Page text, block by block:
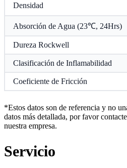
Densidad
Absorción de Agua (23℃, 24Hrs)
Dureza Rockwell
Clasificación de Inflamabilidad
Coeficiente de Fricción
*Estos datos son de referencia y no
datos más detallada, por favor
nuestra empresa.
Servicio